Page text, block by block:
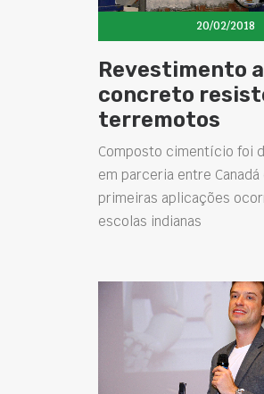
20/02/2018
Revestimento
concreto
terremotos
Composto cimentício foi
em parceria entre Canadá
primeiras aplicações
escolas indianas